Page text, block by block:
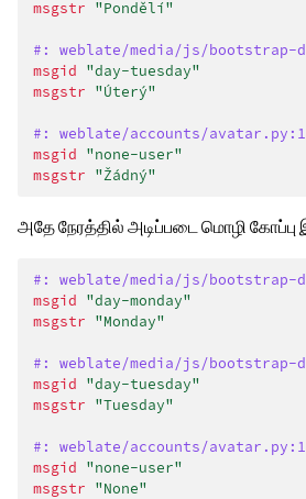
msgstr "Pondělí"
#: weblate/media/js/bootstrap-
msgid "day-tuesday"
msgstr "Úterý"
#: weblate/accounts/
msgid "none-user"
msgstr "Žádný"
அதே நேரத்தில் அடிப்படை மொழி கோப்பு
#: weblate/media/js/bootstrap-
msgid "day-monday"
msgstr "Monday"
#: weblate/media/js/bootstrap-
msgid "day-tuesday"
msgstr "Tuesday"
#: weblate/accounts/
msgid "none-user"
msgstr "None"